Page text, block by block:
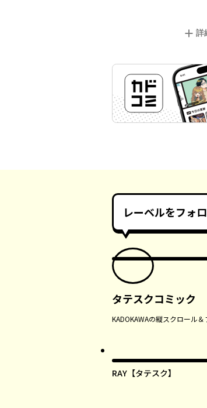
詳
レーベルをフォ
タテスクコミック
KADOKAWAの縦スクロール
RAY【タテスク】